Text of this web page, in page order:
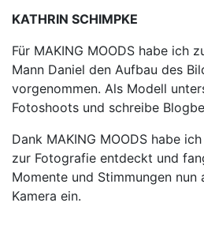
KATHRIN SCHIMPKE
Für MAKING MOODS habe ich
Mann Daniel den Aufbau des
vorgenommen. Als Modell
Fotoshoots und schreibe
Dank MAKING MOODS habe
zur Fotografie entdeckt und
Momente und Stimmungen nun
Kamera ein.